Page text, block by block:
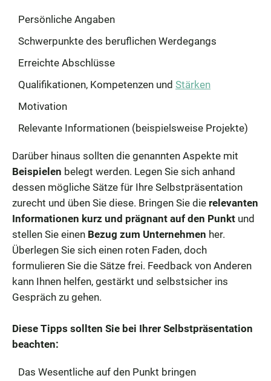
Persönliche Angaben
Schwerpunkte des beruflichen Werdegangs
Erreichte Abschlüsse
Qualifikationen, Kompetenzen und Stärken
Motivation
Relevante Informationen (beispielsweise Projekte)
Darüber hinaus sollten die genannten Aspekte mit
Beispielen belegt werden. Legen Sie sich anhand
dessen mögliche Sätze für Ihre Selbstpräsentation
zurecht und üben Sie diese. Bringen Sie die relevanten
Informationen kurz und prägnant auf den Punkt und
stellen Sie einen Bezug zum Unternehmen her.
Überlegen Sie sich einen roten Faden, doch
formulieren Sie die Sätze frei. Feedback von Anderen
kann Ihnen helfen, gestärkt und selbstsicher ins
Gespräch zu gehen.
Diese Tipps sollten Sie bei Ihrer Selbstpräsentation
beachten:
Das Wesentliche auf den Punkt bringen